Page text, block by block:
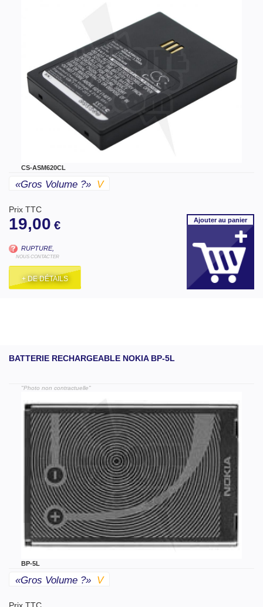
CS-ASM620CL
«gros Volume ?» V
Prix TTC
19,00 €
RUPTURE,
NOUS CONTACTER
+ DE DÉTAILS
Ajouterau panier
BATTERIE RECHARGEABLE NOKIA BP-5L
"Photo non contractuelle"
BP-5L
«gros Volume ?» V
Prix TTC